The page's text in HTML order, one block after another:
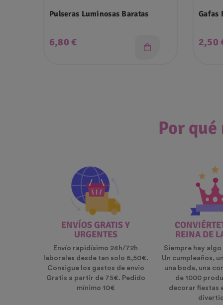
Pulseras Luminosas Baratas
Precio
6,80 €
Gafas
2,50
Por
ENVÍOS GRATIS Y
URGENTES
Envío rapidísimo 24h/72h
laborales desde tan solo 6,50€.
Consigue los gastos de envio
Gratis a partir de 75€. Pedido
mínimo 10€
REINA DE
Siempre hay
Un cumpleaños,
una boda, una
de 1000
decorar fiestas